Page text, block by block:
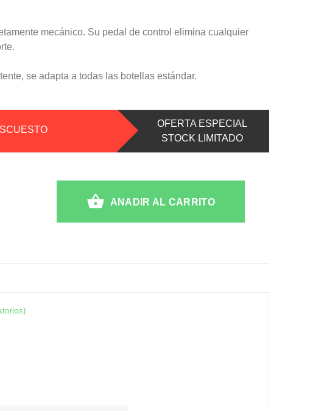
mecánico. Su pedal de control elimina cualquier
se adapta a todas las botellas estándar.
OFERTA ESPECIAL
STOCK LIMITADO
ANADIR AL CARRITO